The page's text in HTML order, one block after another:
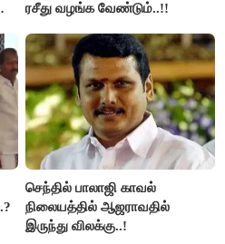
ரசீது வழங்க வேண்டும்..!!
செந்தில் பாலாஜி காவல்
நிலையத்தில் ஆஜராவதில்
இருந்து விலக்கு..!